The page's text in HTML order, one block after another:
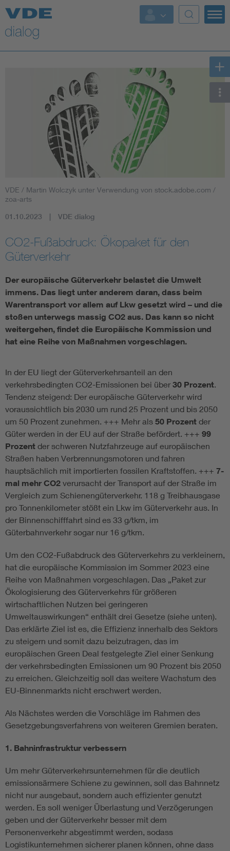
VDE / Martin Wolczyk unter Verwendung von stock.adobe.com /
zoa-arts
01.10.2023 VDE dialog
CO2-Fußabdruck: Ökopaket für den
Güterverkehr
Der europäische Güterverkehr belastet die Umwelt
immens. Das liegt unter anderem daran, dass beim
Warentransport vor allem auf Lkw gesetzt wird – und die
stoßen unterwegs massig CO2 aus. Das kann so nicht
weitergehen, findet die Europäische Kommission und
hat eine Reihe von Maßnahmen vorgeschlagen.
In der EU liegt der Güterverkehrsanteil an den
verkehrsbedingten CO2-Emissionen bei über30 Prozent.
Tendenz steigend: Der europäische Güterverkehr wird
voraussichtlich bis 2030 um rund 25 Prozent und bis 2050
um 50 Prozent zunehmen. +++ Mehr als 50 Prozent der
Güter werden in der EU auf der Straße befördert. +++ 99
Prozent der schweren Nutzfahrzeuge auf europäischen
Straßen haben Verbrennungsmotoren und fahren
hauptsächlich mit importierten fossilen Kraftstoffen. +++ 7-
mal mehr CO2 verursacht der Transport auf der Straße im
Vergleich zum Schienengüterverkehr. 118 g Treibhausgase
pro Tonnenkilometer stößt ein Lkw im Güterverkehr aus. In
der Binnenschifffahrt sind es 33 g/tkm, im
Güterbahnverkehr sogar nur 16 g/tkm.
Um den CO2-Fußabdruck des Güterverkehrs zu verkleinern,
hat die europäische Kommission im Sommer 2023 eine
Reihe von Maßnahmen vorgeschlagen. Das „Paket zur
Ökologisierung des Güterverkehrs für größeren
wirtschaftlichen Nutzen bei geringeren
Umweltauswirkungen“ enthält drei Gesetze (siehe unten).
Das erklärte Ziel ist es, die Effizienz innerhalb des Sektors
zu steigern und somit dazu beizutragen, das im
europäischen Green Deal festgelegte Ziel einer Senkung
der verkehrsbedingten Emissionen um 90 Prozent bis 2050
zu erreichen. Gleichzeitig soll das weitere Wachstum des
EU-Binnenmarkts nicht erschwert werden.
Als Nächstes werden die Vorschläge im Rahmen des
Gesetzgebungsverfahrens von weiteren Gremien beraten.
1. Bahninfrastruktur verbessern
Um mehr Güterverkehrsunternehmen für die deutlich
emissionsärmere Schiene zu gewinnen, soll das Bahnnetz
nicht nur ausgebaut, sondern auch effizienter genutzt
werden. Es soll weniger Überlastung und Verzögerungen
geben und der Güterverkehr besser mit dem
Personenverkehr abgestimmt werden, sodass
Logistikunternehmen sicherer planen können, ohne dass